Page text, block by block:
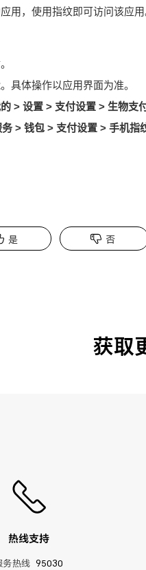
用，使用指纹即可访问该应用
具体操作以应用界面为准。
> 设置> 支付设置> 生物支
务> 钱包> 支付设置> 手机指
是 否
获取
热线支持
务热线 95030